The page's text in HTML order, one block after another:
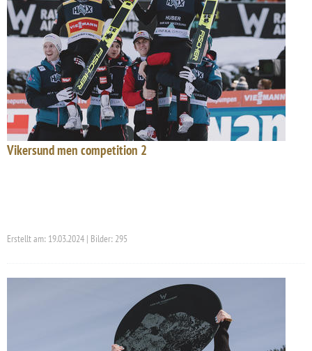
Vikersund men competition 2
Erstellt am: 19.03.2024 | Bilder: 295